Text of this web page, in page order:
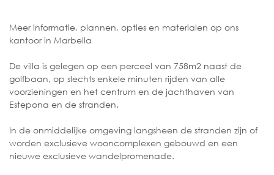
Meer informatie, plannen, opties en materialen op ons
kantoor in Marbella
De villa is gelegen op een perceel van 758m2 naast de
golfbaan, op slechts enkele minuten rijden van alle
voorzieningen en het centrum en de jachthaven van
Estepona en de stranden.
In de onmiddelijke omgeving langsheen de stranden zijn of
worden exclusieve wooncomplexen gebouwd en een
nieuwe exclusieve wandelpromenade.